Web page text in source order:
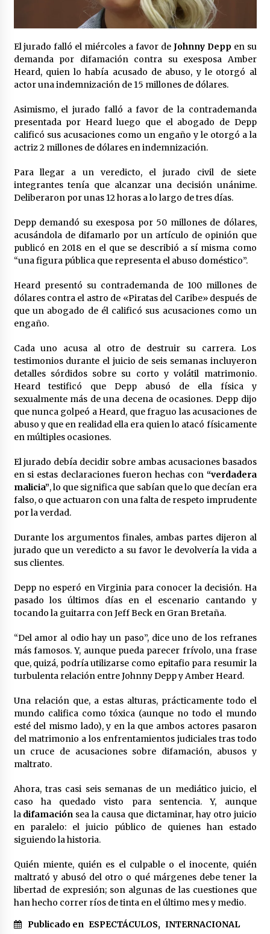
Laura Itzel Castillo será la nueva secretaria de
las Mujeres, anuncia Sheinbaum
2 meses atrás
Sheinbaum descarta reunión entre CNTE y
Segob: «ya dimos nuestras propuestas»
2 meses atrás
Zar antidrogas de EE.UU.: “vamos por los
políticos mexicanos que protegen al narco”
2 meses atrás
Trump anuncia acuerdo con Irán y el fin de
operaciones militares entre ambos países
2 meses atrás
Trump asegura que barcos cargados de
petróleo están empezando a salir de Ormuz
2 meses atrás
México libraría posible arancel de EE.UU. en
85% de sus exportaciones
2 meses atrás
El jurado falló el miércoles a favor de Johnny Deppen su
demanda por difamación contra su exesposa Amber
Heard, quien lo había acusado de abuso, y le otorgó al
actor una indemnización de 15 millones de dólares.
Asimismo, el jurado falló a favor de la contrademanda
presentada por Heard luego que el abogado de Depp
calificó sus acusaciones como un engaño y le otorgó a la
actriz 2 millones de dólares en indemnización.
Para llegar a un veredicto, el jurado civil de siete
integrantes tenía que alcanzar una decisión unánime.
Deliberaron por unas 12 horas a lo largo de tres días.
Depp demandó su exesposa por 50 millones de dólares,
acusándola de difamarlo por un artículo de opinión que
publicó en 2018 en el que se describió a sí misma como
“una figura pública que representa el abuso doméstico”.
Heard presentó su contrademanda de 100 millones de
dólares contra el astro de «Piratas del Caribe» después de
que un abogado de él calificó sus acusaciones como un
engaño.
Cada uno acusa al otro de destruir su carrera. Los
testimonios durante el juicio de seis semanas incluyeron
detalles sórdidos sobre su corto y volátil matrimonio.
Heard testificó que Depp abusó de ella física y
sexualmente más de una decena de ocasiones. Depp dijo
que nunca golpeó a Heard, que fraguo las acusaciones de
abuso y que en realidad ella era quien lo atacó físicamente
en múltiples ocasiones.
El jurado debía decidir sobre ambas acusaciones basados
en si estas declaraciones fueron hechas con “verdadera
malicia”, lo que significa que sabían que lo que decían era
falso, o que actuaron con una falta de respeto imprudente
por la verdad.
Durante los argumentos finales, ambas partes dijeron al
jurado que un veredicto a su favor le devolvería la vida a
sus clientes.
Depp no esperó en Virginia para conocer la decisión. Ha
pasado los últimos días en el escenario cantando y
tocando la guitarra con Jeff Beck en Gran Bretaña.
“Del amor al odio hay un paso”, dice uno de los refranes
más famosos. Y, aunque pueda parecer frívolo, una frase
que, quizá, podría utilizarse como epitafio para resumir la
turbulenta relación entre Johnny Depp y Amber Heard.
Una relación que, a estas alturas, prácticamente todo el
mundo califica como tóxica (aunque no todo el mundo
esté del mismo lado), y en la que ambos actores pasaron
del matrimonio a los enfrentamientos judiciales tras todo
un cruce de acusaciones sobre difamación, abusos y
maltrato.
Ahora, tras casi seis semanas de un mediático juicio, el
caso ha quedado visto para sentencia. Y, aunque
la difamación sea la causa que dictaminar, hay otro juicio
en paralelo: el juicio público de quienes han estado
siguiendo la historia.
Quién miente, quién es el culpable o el inocente, quién
maltrató y abusó del otro o qué márgenes debe tener la
libertad de expresión; son algunas de las cuestiones que
han hecho correr ríos de tinta en el último mes y medio.
Publicado en ESPECTÁCULOS, INTERNACIONAL